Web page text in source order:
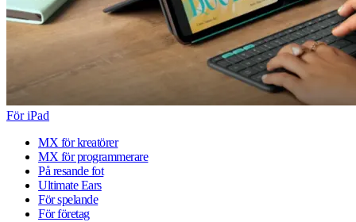
För iPad
MX för kreatörer
MX för programmerare
På resande fot
Ultimate Ears
För spelande
För företag